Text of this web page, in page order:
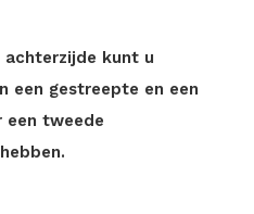
kunt u
een gestreepte en een
een tweede